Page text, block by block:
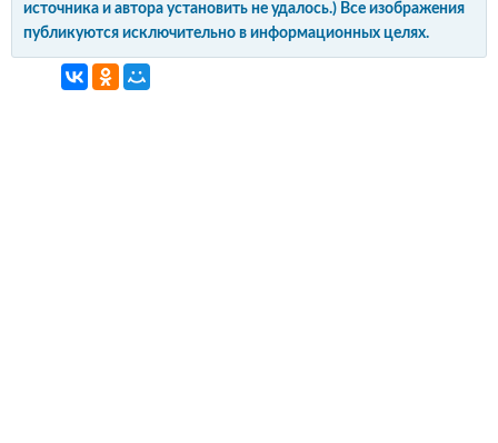
источника и автора установить не удалось.) Все изображения
публикуются исключительно в информационных целях.